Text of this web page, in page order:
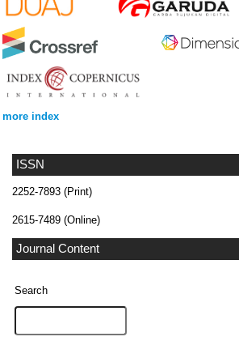
ISSN
2252-7893 (Print)
2615-7489 (Online)
Journal Content
Search
more index